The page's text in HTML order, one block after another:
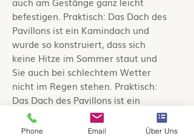
befestigen. Praktisch: Das Dach des
Pavillons ist ein Kamindach und
wurde so konstruiert, dass sich
keine Hitze im Sommer staut und
Sie auch bei schlechtem Wetter
nicht im Regen stehen. Praktisch:
Das Dach des Pavillons ist ein
Kamindach und wurde so
konstruiert, dass sich keine Hitze im
Phone Email Über Uns